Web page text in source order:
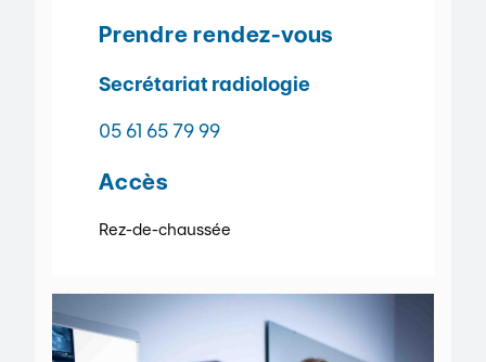
Prendre rendez-vous
Secrétariat radiologie
05 61 65 79 99
Accès
Rez-de-chaussée